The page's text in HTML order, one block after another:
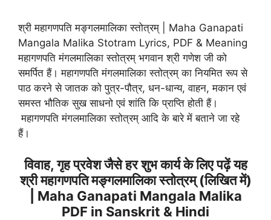
श्री महागणपति मङ्गलमालिका स्तोत्रम् | Maha Ganapati
Mangala Malika Stotram Lyrics, PDF & Meaning
महागणपति मंगलमालिका स्तोत्रम् भगवान श्री गणेश जी को
समर्पित हैं। महागणपति मंगलमालिका स्तोत्रम् का नियमित रूप से
पाठ करने से जातक को पुत्र-पौत्र, धन-धान्य, वाहन, मकान एवं
समस्त भौतिक सुख साधनो एवं शांति कि प्राप्ति होती हैं।
महागणपति मंगलमालिका स्तोत्रम् आदि के बारे में बताने जा रहे
हैं।
विवाह, गृह प्रवेश जैसे हर शुभ कार्य के लिए पढ़ें यह
श्री महागणपति मङ्गलमालिका स्तोत्रम् (लिखित में)
| Maha Ganapati Mangala Malika
PDF in Sanskrit & Hindi